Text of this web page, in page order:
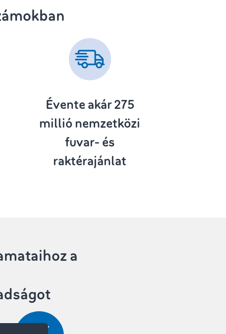
Évente akár 275
millió nemzetközi
fuvar- és
raktérajánlat
a